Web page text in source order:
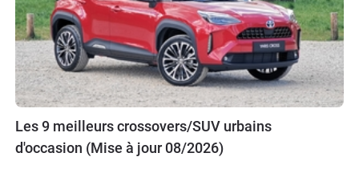
Les 9 meilleurs crossovers/SUV urbains
d'occasion (Mise à jour 08/2026)